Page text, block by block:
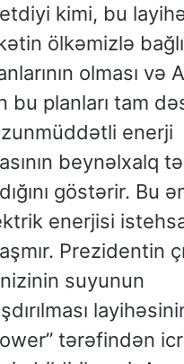
kimi, bu
ölkəmizlə
olması və
bu planları tam
enerji
beynəlxalq
göstərir. Bu
enerjisi
Prezidentin
suyunun
tərəfindən